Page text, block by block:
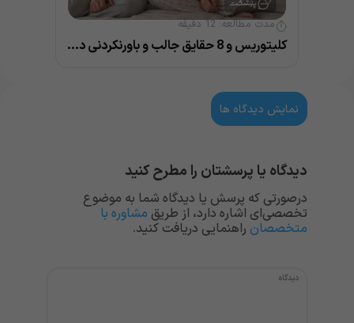
مدت مطالعه:12 دقیقه
کلیتوریس و 8 حقایق جالب و باورنکردنی درباره آن
نمایش دیدگاه ها
دیدگاه یا پرسشتان را مطرح کنید
درصورتی که پرسش یا دیدگاه شما به موضوع
تخصصی‌ای اشاره دارد، از طریق مشاوره با
متخصصان راهنمایی دریافت کنید.